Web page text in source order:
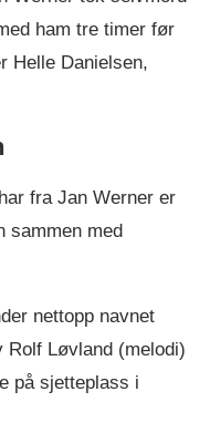
ham tre timer før
Helle Danielsen,
fra Jan Werner er
sammen med
nettopp navnet
Rolf Løvland (melodi)
på sjetteplass i